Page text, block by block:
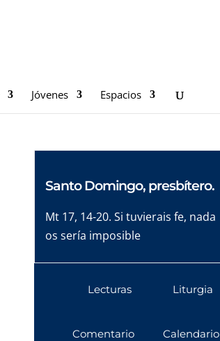
Jóvenes Espacios
Santo Domingo, presbítero.
Mt 17, 14-20. Si tuvierais fe, nada
os sería imposible
Lecturas
Comentario
Liturgia
Calendario